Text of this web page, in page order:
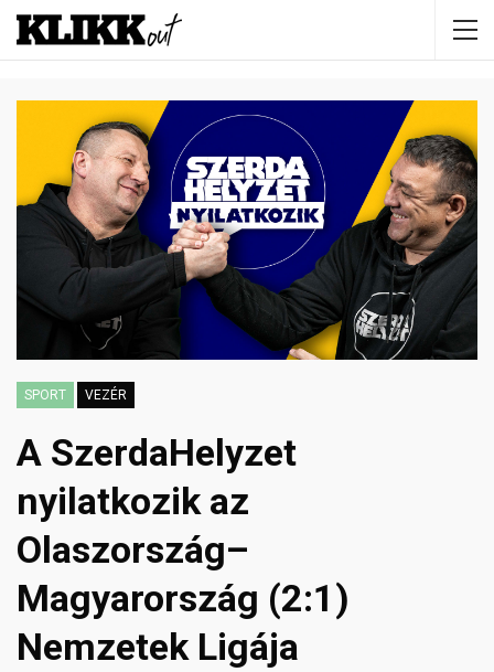
SPORT VEZÉR
A SzerdaHelyzet
nyilatkozik az
Olaszország–
Magyarország (2:1)
Nemzetek Ligája